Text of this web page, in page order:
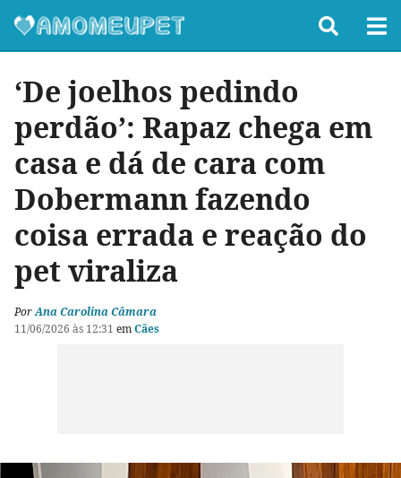
‘De joelhos pedindo
perdão’: Rapaz chega em
casa e dá de cara com
Dobermann fazendo
coisa errada e reação do
pet viraliza
PorAna Carolina Câmara
11/06/2026 às 12:31 emCães